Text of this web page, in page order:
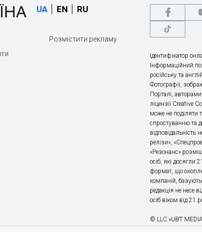
UA EN RU
Розмістити рекламу
Ідентифікатор
Інформаційний
російську та
Фотографії,
Порталі,
ліцензії Creative
може не поділяти
спростуванню та
релізи»,
«Резонанс»
осіб, які досягли
формат, що
компаній,
редакція не несе
осіб віком від 21
© LLC «UBT